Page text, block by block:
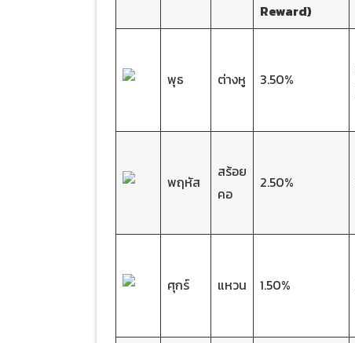
Reward)
พุธ ต่างหู 3.50%
พฤหัส
สร้อย
คอ
2.50%
ศุกร์ แหวน 1.50%